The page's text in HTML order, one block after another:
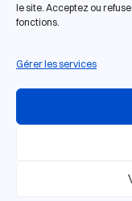
le site. Acceptez ou
fonctions.
Gérer les services